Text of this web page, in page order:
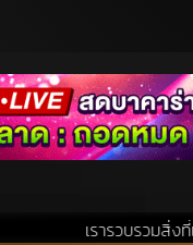
ารวบรวมสิ่งที่เอื้อประโย